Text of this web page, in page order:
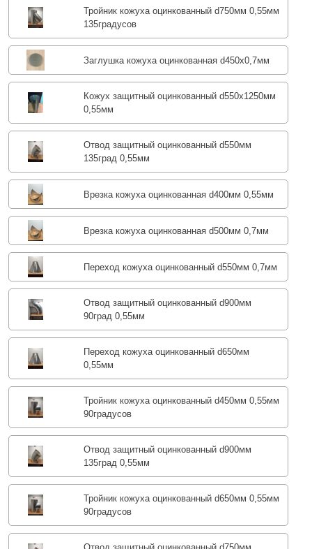
Тройник кожуха оцинкованный d750мм 0,55мм
135градусов
Заглушка кожуха оцинкованная d450х0,7мм
Кожух защитный оцинкованный d550х1250мм
0,55мм
Отвод защитный оцинкованный d550мм
135град 0,55мм
Врезка кожуха оцинкованная d400мм 0,55мм
Врезка кожуха оцинкованная d500мм 0,7мм
Переход кожуха оцинкованный d550мм 0,7мм
Отвод защитный оцинкованный d900мм
90град 0,55мм
Переход кожуха оцинкованный d650мм
0,55мм
Тройник кожуха оцинкованный d450мм 0,55мм
90градусов
Отвод защитный оцинкованный d900мм
135град 0,55мм
Тройник кожуха оцинкованный d650мм 0,55мм
90градусов